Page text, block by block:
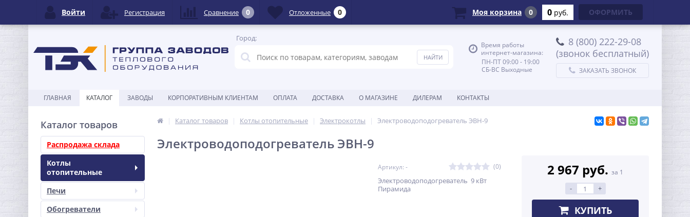
Город:
Время работы
интернет-магазина:
ПН-ПТ 09:00 - 19:00
СБ-ВС Выходные
8 (800) 222-29-08
(звонок бесплатный)
ЗАКАЗАТЬ ЗВОНОК
ГЛАВНАЯ КАТАЛОГ ЗАВОДЫ КОРПОРАТИВНЫМ КЛИЕНТАМ ОПЛАТА ДОСТАВКА О МАГАЗИНЕ ДИЛЕРАМ КОНТАКТЫ
Каталог товаров
Распродажа склада
Котлы
отопительные
Печи
Обогреватели
Каталог товаров Котлы отопительные Электрокотлы Электроводоподогреватель ЭВН-9
Электроводоподогреватель ЭВН-9
Артикул: - (0)
Электроводоподогреватель 9 кВт
Пирамида
2 967 руб. за 1
- +
КУПИТЬ
Войти Регистрация Сравнение 0 Отложенные 0 Моя корзина 0 0 руб. ОФОРМИТЬ